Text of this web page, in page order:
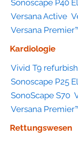
Sonoscape P40
Versana Active
Versana
Kardiologie
Vivid T9
Sonoscape P25
SonoScape S70
Versana
Rettungswesen